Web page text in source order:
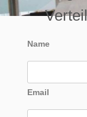
Name
Email